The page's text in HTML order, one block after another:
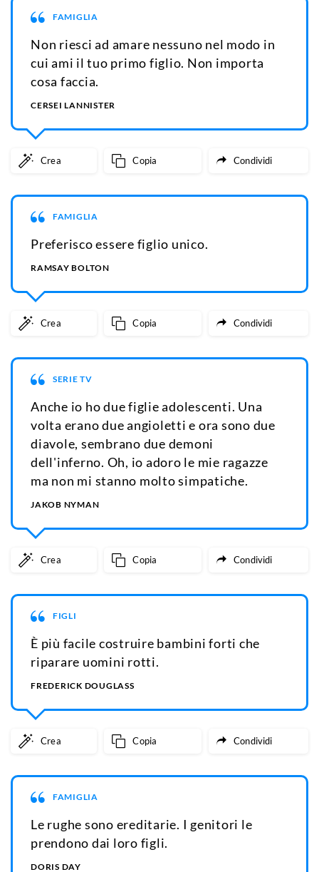
FAMIGLIA
Non riesci ad amare nessuno nel modo in
cui ami il tuo primo figlio. Non importa
cosa faccia.
CERSEI LANNISTER
Crea Copia Condividi
FAMIGLIA
Preferisco essere figlio unico.
RAMSAY BOLTON
Crea Copia Condividi
SERIE TV
Anche io ho due figlie adolescenti. Una
volta erano due angioletti e ora sono due
diavole, sembrano due demoni
dell'inferno. Oh, io adoro le mie ragazze
ma non mi stanno molto simpatiche.
JAKOB NYMAN
Crea Copia Condividi
FIGLI
È più facile costruire bambini forti che
riparare uomini rotti.
FREDERICK DOUGLASS
Crea Copia Condividi
FAMIGLIA
Le rughe sono ereditarie. I genitori le
prendono dai loro figli.
DORIS DAY